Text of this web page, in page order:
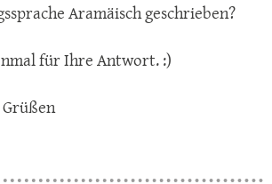
Aramäisch geschrieben?
für Ihre Antwort. :)